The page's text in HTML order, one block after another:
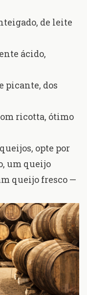
de leite
ácido,
picante, dos
ricotta, ótimo
opte por
um queijo
queijo fresco —